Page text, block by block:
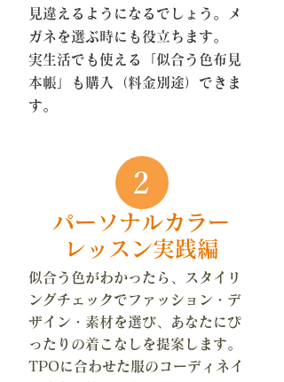
見違えるようになるでしょう。メ
ガネを選ぶ時にも役立ちます。
実生活でも使える「似合う色布見
本帳」も購入（料金別途）できま
す。
パーソナルカラー
レッスン実践編
似合う色がわかったら、スタイリ
ングチェックでファッション・デ
ザイン・素材を選び、あなたにぴ
ったりの着こなしを提案します。
TPOに合わせた服のコーディネイ